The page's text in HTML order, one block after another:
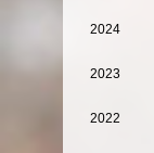
2024
2023
2022